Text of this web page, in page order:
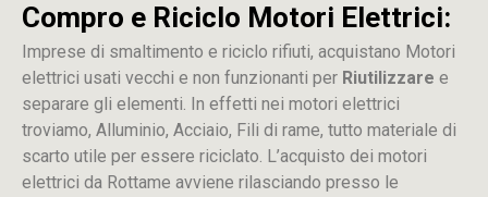
Compro e Riciclo Motori Elettrici:
Imprese di smaltimento e riciclo rifiuti, acquistano Motori
elettrici usati vecchi e non funzionanti per Riutilizzare e
separare gli elementi. In effetti nei motori elettrici
troviamo, Alluminio, Acciaio, Fili di rame, tutto materiale di
scarto utile per essere riciclato. L’acquisto dei motori
elettrici da Rottame avviene rilasciando presso le